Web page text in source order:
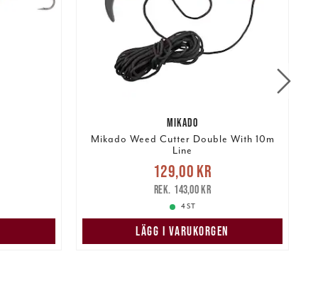
MIKADO
Mikado Weed Cutter Double With 10m
Line
Nuvarande pris
Tidigare pris
129,00 kr
143,00 kr
4 ST
LÄGG I VARUKORGEN